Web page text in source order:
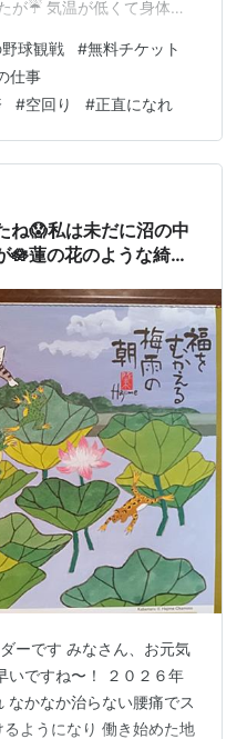
が☔️ 気温が低くて身体的
降ってましたけど 非日常
るのでした♪ しばらくする
が ビールの入った樽を背
りをはじめます その女の
ちの子ばかりでした♪ 華
球観戦 #無料チケット
仕事
#空回り #正直になれ
ね😱私は未だに沼の中
🪷蓮の花のような綺麗
ーです みなさん、お元気
いですね〜！ ２０２６年
なかなか治らない腰痛でス
ようになり 働き始めた地